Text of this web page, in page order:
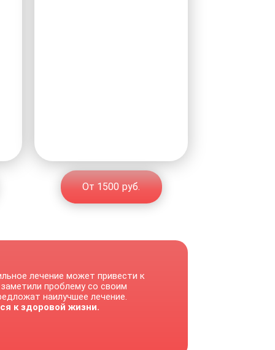
От 1500 руб.
лечение может привести к
проблему со своим
наилучшее лечение.
к здоровой жизни.